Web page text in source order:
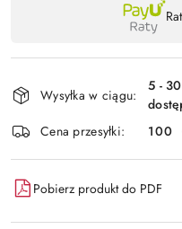
płatność
dostawa
Wysyłka w ciągu:
5 -
Cena przesyłki:
100
Pobierz produkt do PDF